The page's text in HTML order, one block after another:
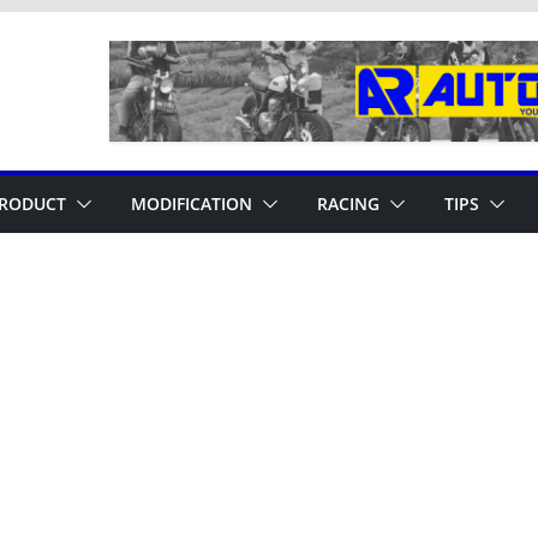
MODIFICATION RACING TIPS